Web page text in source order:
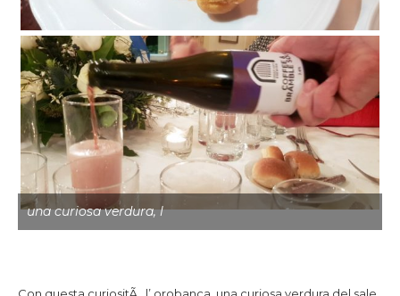
una curiosa verdura, l
Con questa curiositÃ , l’ orobanca, una curiosa verdura del sale